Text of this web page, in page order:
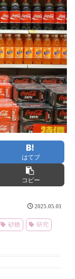
はてブ
コピー
2025.05.01
砂糖
研究